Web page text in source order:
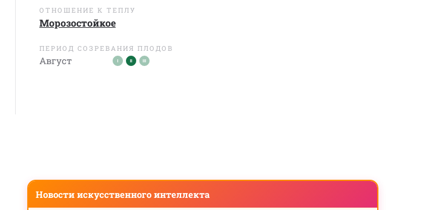
ОТНОШЕНИЕ К ТЕПЛУ
Морозостойкое
ПЕРИОД СОЗРЕВАНИЯ ПЛОДОВ
Август
Новости искусственного интеллекта